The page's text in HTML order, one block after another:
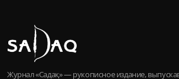
Журнал «Садақ» — рукописное издание,